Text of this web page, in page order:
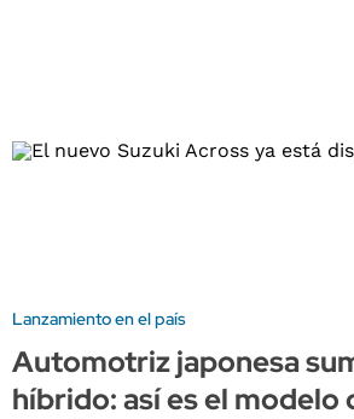
Lanzamiento en el país
Automotriz japonesa
híbrido: así es el modelo